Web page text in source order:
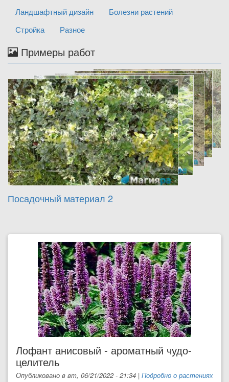
Ландшафтный дизайн
Болезни растений
Стройка
Разное
Примеры работ
Посадочный материал 2
Лофант анисовый - ароматный чудо-
целитель
Опубликовано в вт, 06/21/2022 - 21:34 | Подробно о растениях